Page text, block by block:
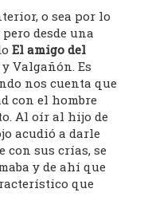
o sea por lo
desde una
El amigo del
Valgañón. Es
nos cuenta que
con el hombre
Al oír al hijo de
acudió a darle
con sus crías, se
y de ahí que
que